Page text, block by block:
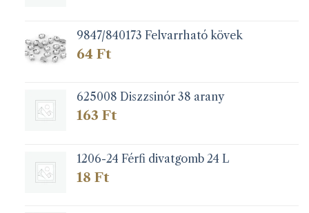
9847/840173 Felvarrható kövek
64 Ft
625008 Diszzsinór 38 arany
163 Ft
1206-24 Férfi divatgomb 24 L
18 Ft